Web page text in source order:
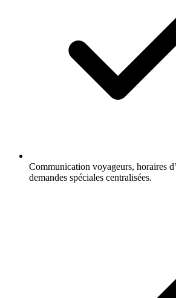
Communication voyageurs, horaires
demandes spéciales centralisées.